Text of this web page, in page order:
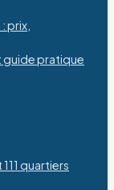
prix,
guide pratique
quartiers